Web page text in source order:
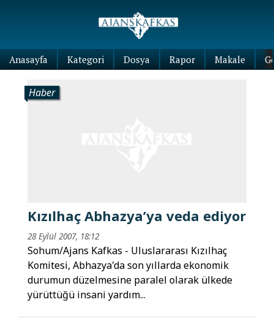
Anasayfa Kategori Dosya Rapor Makale
Haber
Kızılhaç Abhazya’ya veda ediyor
28 Eylül 2007, 18:12
Sohum/Ajans Kafkas - Uluslararası Kızılhaç
Komitesi, Abhazya'da son yıllarda ekonomik
durumun düzelmesine paralel olarak ülkede
yürüttüğü insani yardım...